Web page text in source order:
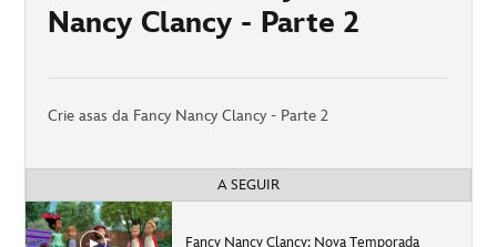
Nancy Clancy - Parte 2
Crie asas da Fancy Nancy Clancy - Parte 2
A SEGUIR
Fancy Nancy Clancy: Nova Temporada